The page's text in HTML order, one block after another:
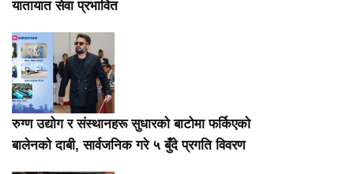
यातायात सेवा प्रभावित
रुग्ण उद्योग र संस्थानहरू सुधारको बाटोमा फर्किएको
बालेनकाे दाबी, सार्वजनिक गरे ५ बुँदे प्रगति विवरण